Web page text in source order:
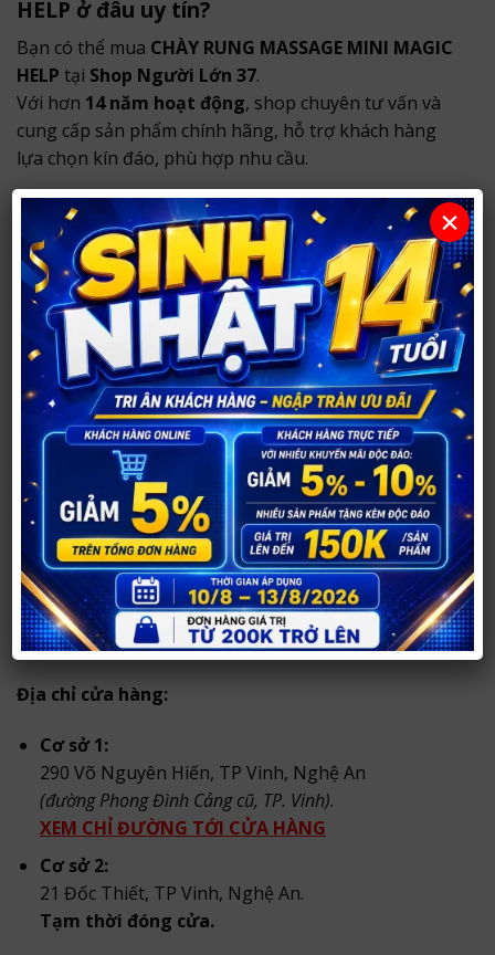
HELP ở đâu uy tín?
Bạn có thể mua CHÀY RUNG MASSAGE MINI MAGIC
HELP tại Shop Người Lớn 37.
Với hơn 14 năm hoạt động, shop chuyên tư vấn và
cung cấp sản phẩm chính hãng, hỗ trợ khách hàng
lựa chọn kín đáo, phù hợp nhu cầu.
Sản phẩm chính hãng, thông tin rõ ràng.
Tư vấn riêng tư, phù hợp nhu cầu sử dụng.
Đóng gói kín đáo, không ghi tên sản phẩm nhạy
cảm bên ngoài.
Shop hỗ trợ tư vấn riêng tư, giao hàng nhanh tạiTP
Vinh và ship toàn quốc với hình thức đóng gói kín
đáo, bảo mật thông tin khách hàng.
Thông tin mua hàng tại Shop Người Lớn
37
Shop hỗ trợ tư vấn kín đáo, giao hàng nhanh trong
nội thành Vinhvàship hàng toàn quốc.
Sản phẩm được đóng gói cẩn thận, bảo mật thông tin
khách hàng và không ghi tên sản phẩm nhạy cảm
bên ngoài.
Địa chỉ cửa hàng:
Cơ sở 1:
290 Võ Nguyên Hiến, TP Vinh, Nghệ An
(đường Phong Đình Cảng cũ, TP. Vinh).
XEM CHỈ ĐƯỜNG TỚI CỬA HÀNG
Cơ sở 2:
21 Đốc Thiết, TP Vinh, Nghệ An.
Tạm thời đóng cửa.
×